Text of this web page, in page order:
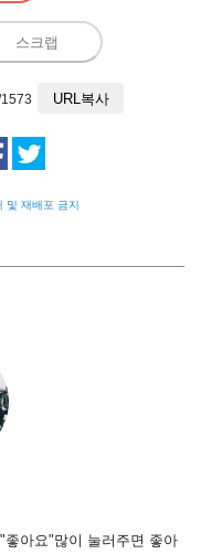
스크랩
URL복사
및 재배포 금지
아요"많이 눌러주면 좋아